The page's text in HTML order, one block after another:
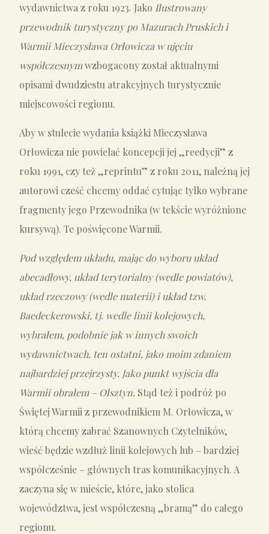
wydawnictwa z roku 1923. Jako Ilustrowany
przewodnik turystyczny po Mazurach Pruskich i
Warmii Mieczysława Orłowicza w ujęciu
współczesnymwzbogacony został aktualnymi
opisami dwudziestu atrakcyjnych turystycznie
miejscowości regionu.
Aby w stulecie wydania książki Mieczysława
Orłowicza nie powielać koncepcji jej „reedycji” z
roku 1991, czy też „reprintu” z roku 2011, należną jej
autorowi cześć chcemy oddać cytując tylko wybrane
fragmenty jego Przewodnika (w tekście wyróżnione
kursywą). Te poświęcone Warmii.
Pod względem układu, mając do wyboru układ
abecadłowy, układ terytorialny (wedle powiatów),
układ rzeczowy (wedle materii) i układ tzw.
Baedeckerowski, tj. wedle linii kolejowych,
wybrałem, podobnie jak w innych swoich
wydawnictwach, ten ostatni, jako moim zdaniem
najbardziej przejrzysty. Jako punkt wyjścia dla
Warmii obrałem – Olsztyn. Stąd też i podróż po
Świętej Warmii z przewodnikiem M. Orłowicza, w
którą chcemy zabrać Szanownych Czytelników,
wieść będzie wzdłuż linii kolejowych lub – bardziej
współcześnie – głównych tras komunikacyjnych. A
zaczyna się w mieście, które, jako stolica
województwa, jest współczesną „bramą” do całego
regionu.